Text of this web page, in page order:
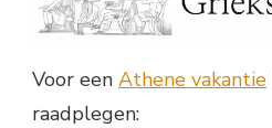
Voor een Athene vakantie
raadplegen: